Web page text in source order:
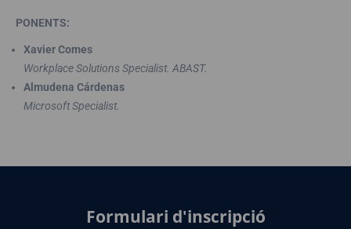
PONENTS:
Xavier Comes
Workplace Solutions Specialist. ABAST.
Almudena Cárdenas
Microsoft Specialist.
Formulari d'inscripció